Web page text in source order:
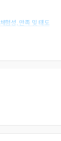
험성, 만족 및 태도